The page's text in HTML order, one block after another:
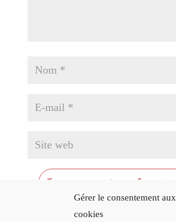
Gérer le consentement aux
cookies